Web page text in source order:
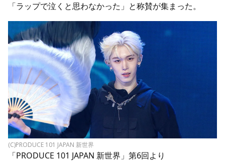
「ラップで泣くと思わなかった」と称賛が集まった。
(C)PRODUCE 101 JAPAN 新世界
「PRODUCE 101 JAPAN 新世界」第6回より